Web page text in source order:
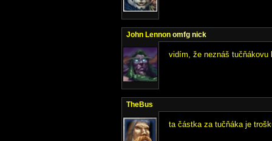
John Lennon omfg nick
vidím, že neznáš tučňákovu
TheBus
ta částka za tučňáka je